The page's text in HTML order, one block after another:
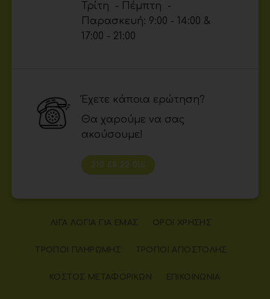
Τρίτη - Πέμπτη -
Παρασκευή: 9:00 - 14:00 &
17:00 - 21:00
Έχετε κάποια ερώτηση?
Θα χαρούμε να σας
ακούσουμε!
210 58 22 015
ΛΊΓΑ ΛΌΓΙΑ ΓΙΑ ΕΜΆΣ ΌΡΟΙ ΧΡΉΣΗΣ
ΤΡΌΠΟΙ ΠΛΗΡΩΜΉΣ ΤΡΌΠΟΙ ΑΠΟΣΤΟΛΉΣ
ΚΌΣΤΟΣ ΜΕΤΑΦΟΡΙΚΏΝ ΕΠΙΚΟΙΝΩΝΊΑ